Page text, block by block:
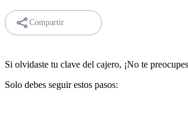
Compartir
Si olvidaste tu clave del cajero, ¡No te
Solo debes seguir estos pasos: